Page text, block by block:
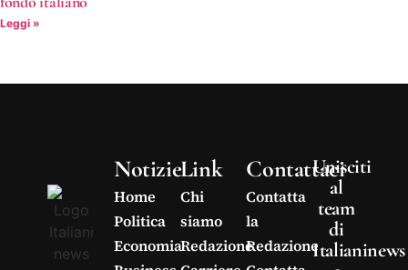
Leggi »
Notizie
Home
Politica
Economia
Link
Chi
siamo
Redazione
Contattaci
Contatta
la
Redazione
Unisciti
al
team
di
Italianinews